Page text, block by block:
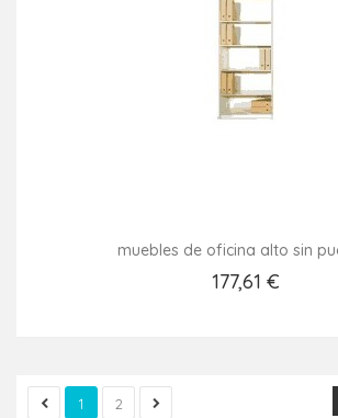
muebles de oficina alto sin
177,61 €
1
2